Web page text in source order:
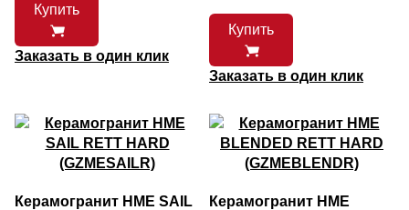
Купить
Заказать в один клик
Купить
Заказать в один клик
Керамогранит HME SAIL
Керамогранит HME